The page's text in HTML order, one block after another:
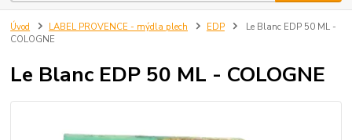
Úvod LABEL PROVENCE - mýdla plech EDP
Le Blanc EDP 50 ML -
COLOGNE
Le Blanc EDP 50 ML - COLOGNE